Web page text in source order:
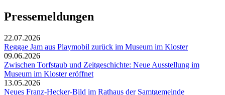
Pressemeldungen
22.07.2026
Reggae Jam aus Playmobil zurück im Museum im Kloster
09.06.2026
Zwischen Torfstaub und Zeitgeschichte: Neue Ausstellung im
Museum im Kloster eröffnet
13.05.2026
Neues Franz-Hecker-Bild im Rathaus der Samtgemeinde